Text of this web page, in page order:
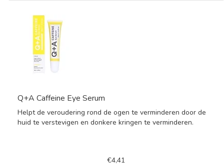
Q+A Caffeine Eye Serum
Helpt de veroudering rond de ogen te verminderen door de
huid te verstevigen en donkere kringen te verminderen.
€4,41